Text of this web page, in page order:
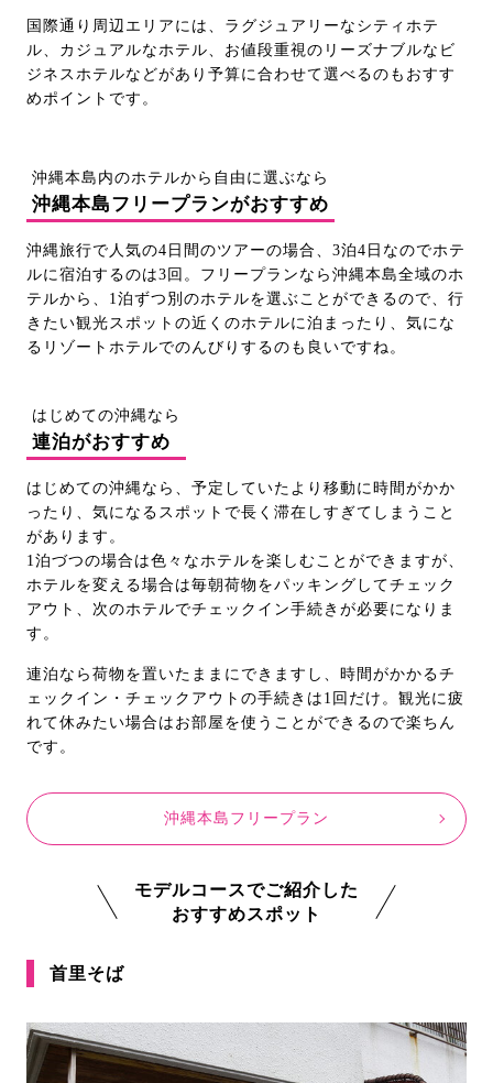
国際通り周辺エリアには、ラグジュアリーなシティホテ
ル、カジュアルなホテル、お値段重視のリーズナブルなビ
ジネスホテルなどがあり予算に合わせて選べるのもおすす
めポイントです。
沖縄本島内のホテルから自由に選ぶなら
沖縄本島フリープランがおすすめ
沖縄旅行で人気の4日間のツアーの場合、3泊4日なのでホテ
ルに宿泊するのは3回。フリープランなら沖縄本島全域のホ
テルから、1泊ずつ別のホテルを選ぶことができるので、行
きたい観光スポットの近くのホテルに泊まったり、気にな
るリゾートホテルでのんびりするのも良いですね。
はじめての沖縄なら
連泊がおすすめ
はじめての沖縄なら、予定していたより移動に時間がかか
ったり、気になるスポットで長く滞在しすぎてしまうこと
があります。
1泊づつの場合は色々なホテルを楽しむことができますが、
ホテルを変える場合は毎朝荷物をパッキングしてチェック
アウト、次のホテルでチェックイン手続きが必要になりま
す。
連泊なら荷物を置いたままにできますし、時間がかかるチ
ェックイン・チェックアウトの手続きは1回だけ。観光に疲
れて休みたい場合はお部屋を使うことができるので楽ちん
です。
沖縄本島フリープラン
モデルコースでご紹介した
おすすめスポット
首里そば